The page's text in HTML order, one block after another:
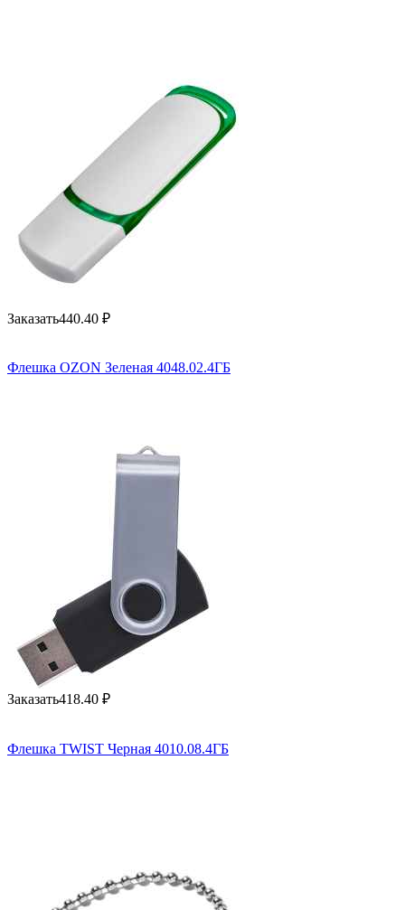
Заказать440.40 ₽
Флешка OZON Зеленая 4048.02.4ГБ
Заказать418.40 ₽
Флешка TWIST Черная 4010.08.4ГБ